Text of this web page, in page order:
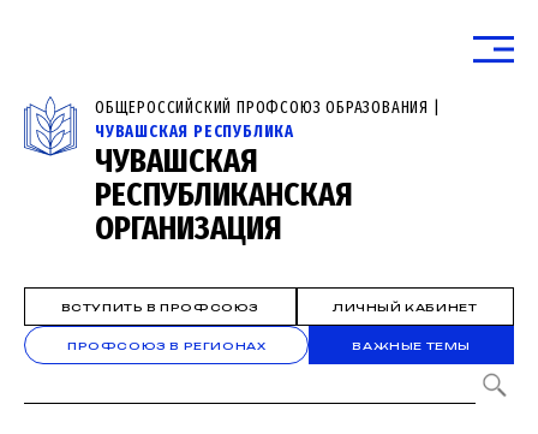
ОБЩЕРОССИЙСКИЙ ПРОФСОЮЗ ОБРАЗОВАНИЯ |
ЧУВАШСКАЯ РЕСПУБЛИКА
ЧУВАШСКАЯ
РЕСПУБЛИКАНСКАЯ
ОРГАНИЗАЦИЯ
ВСТУПИТЬ В ПРОФСОЮЗ ЛИЧНЫЙ КАБИНЕТ
ПРОФСОЮЗ В РЕГИОНАХ ВАЖНЫЕ ТЕМЫ